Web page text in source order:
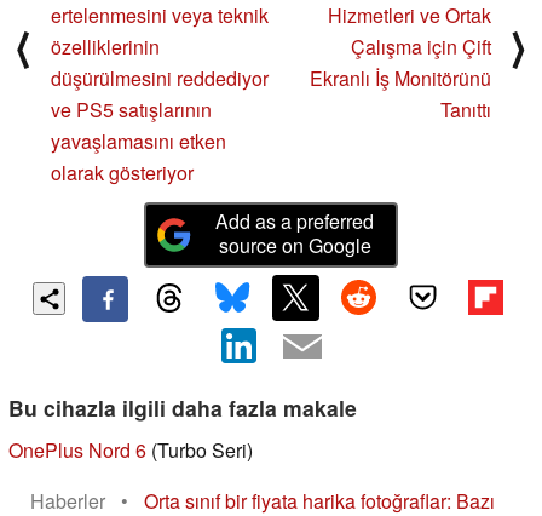
⟨
ertelenmesini veya teknik
özelliklerinin
düşürülmesini reddediyor
ve PS5 satışlarının
yavaşlamasını etken
olarak gösteriyor
Hizmetleri ve Ortak
Çalışma için Çift
Ekranlı İş Monitörünü
Tanıttı
⟩
Add as a preferred
source on Google
Bu cihazla ilgili daha fazla makale
OnePlus Nord 6 (Turbo Seri)
Haberler
•
Orta sınıf bir fiyata harika fotoğraflar: Bazı